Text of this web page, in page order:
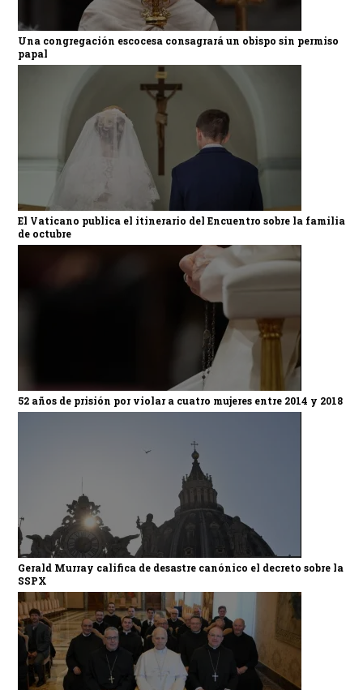
Una congregación escocesa consagrará un obispo sin permiso
papal
El Vaticano publica el itinerario del Encuentro sobre la familia
de octubre
52 años de prisión por violar a cuatro mujeres entre 2014 y 2018
Gerald Murray califica de desastre canónico el decreto sobre la
SSPX